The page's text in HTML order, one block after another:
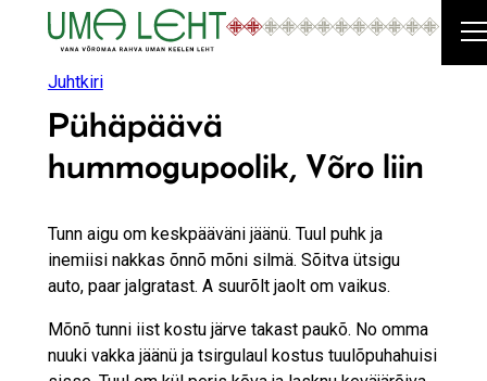
Juhtkiri
Pühäpäävä
hummogupoolik, Võro liin
Tunn aigu om keskpääväni jäänü. Tuul puhk ja
inemiisi nakkas õnnõ mõni silmä. Sõitva ütsigu
auto, paar jalgratast. A suurõlt jaolt om vaikus.
Mõnõ tunni iist kostu järve takast paukõ. No omma
nuuki vakka jäänü ja tsirgulaul kostus tuulõpuhahuisi